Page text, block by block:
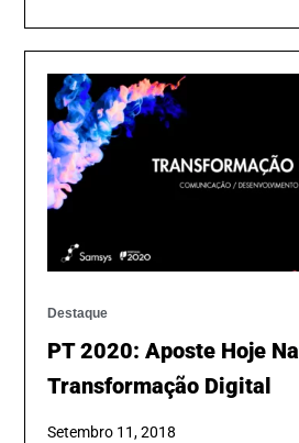
Destaque
PT 2020: Aposte Hoje Na
Transformação Digital
Setembro 11, 2018